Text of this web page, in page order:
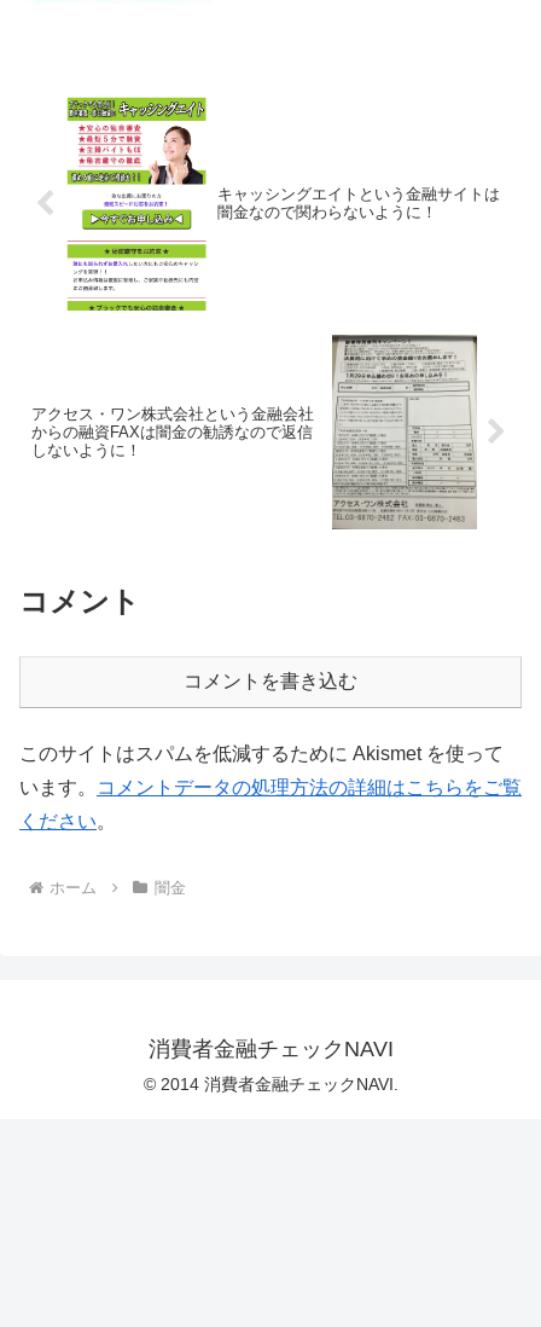
キャッシングエイトという金融サイトは
闇金なので関わらないように！
アクセス・ワン株式会社という金融会社
からの融資FAXは闇金の勧誘なので返信
しないように！
コメント
コメントを書き込む
このサイトはスパムを低減するために Akismet を使って
います。
コメントデータの処理方法の詳細はこちらをご覧
ください。
ホーム 闇金
消費者金融チェックNAVI
© 2014 消費者金融チェックNAVI.